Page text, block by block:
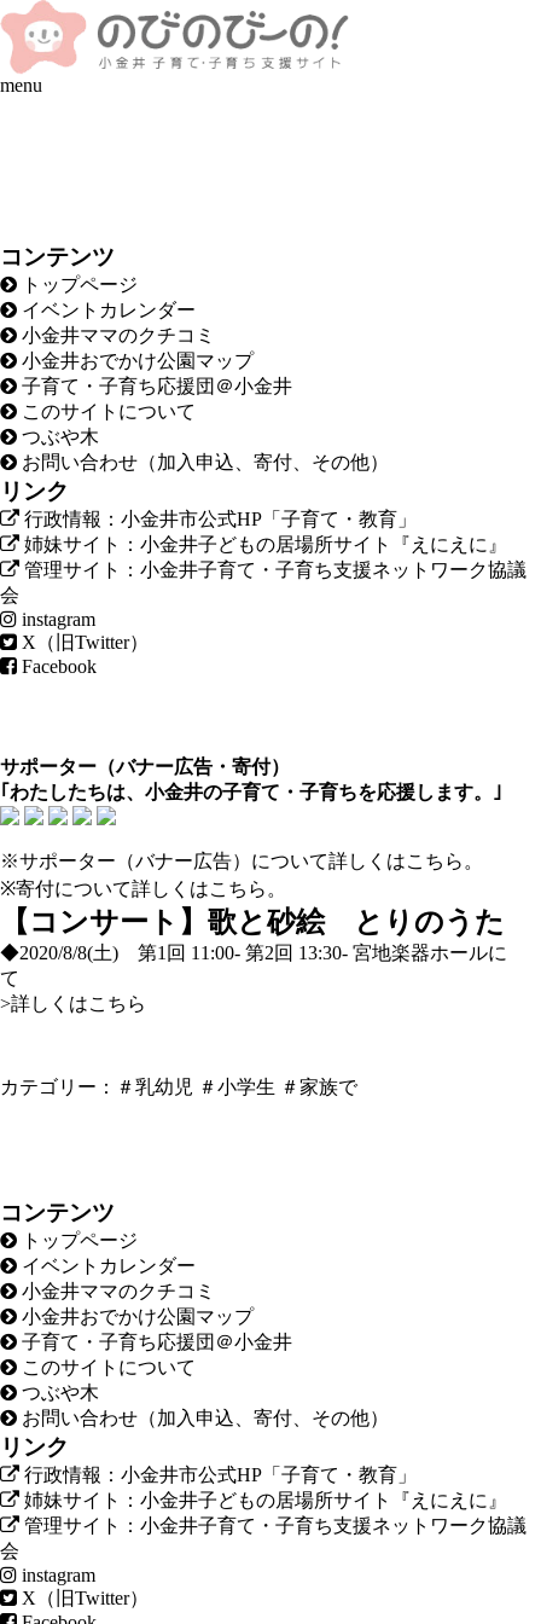
menu
コンテンツ
トップページ
イベントカレンダー
小金井ママのクチコミ
小金井おでかけ公園マップ
子育て・子育ち応援団＠小金井
このサイトについて
つぶや木
お問い合わせ（加入申込、寄付、その他）
リンク
行政情報：小金井市公式HP「子育て・教育」
姉妹サイト：小金井子どもの居場所サイト『えにえに』
管理サイト：小金井子育て・子育ち支援ネットワーク協議
会
instagram
X（旧Twitter）
Facebook
サポーター（バナー広告 ・ 寄付）
｢わたしたちは、小金井の子育て・子育ちを応援します。｣
※サポーター（バナー広告）について詳しくはこちら 。
※寄付について詳しくはこちら 。
【コンサート】歌と砂絵 とりのうた
◆2020/8/8(土) 第1回 11:00- 第2回 13:30- 宮地楽器ホールに
て
>詳しくはこちら
カテゴリー： ＃乳幼児 ＃小学生 ＃家族で
コンテンツ
トップページ
イベントカレンダー
小金井ママのクチコミ
小金井おでかけ公園マップ
子育て・子育ち応援団＠小金井
このサイトについて
つぶや木
お問い合わせ（加入申込、寄付、その他）
リンク
行政情報：小金井市公式HP「子育て・教育」
姉妹サイト：小金井子どもの居場所サイト『えにえに』
管理サイト：小金井子育て・子育ち支援ネットワーク協議
会
instagram
X（旧Twitter）